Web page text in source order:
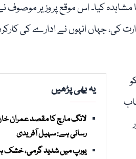
مشاہدہ کیا۔ اس موقع پر وزیر
کی، جہاں انہوں نے ادارے کی
یہ بھی پڑھیں
لانگ مارچ کا مقصد عمران
رسائی ہے: سہیل آفریدی
یورپ میں شدید گرمی، خشک